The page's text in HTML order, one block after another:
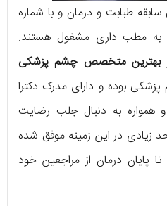
برهانی با 16 سال سابقه طبابت و درمان و با شماره
162822 در قم به مطب داری مشغول هستند.
بهترین متخصص چشم پزشکی
بوده و دارای مدرک دکترا
به دنبال جلب رضایت
زیادی در این زمینه موفق شده
پایان درمان از مراجعین خود